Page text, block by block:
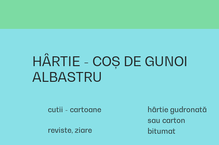
HÂRTIE - COȘ DE GUNOI
ALBASTRU
cutii - cartoane
reviste, ziare
hârtie gudronată
sau carton
bitumat